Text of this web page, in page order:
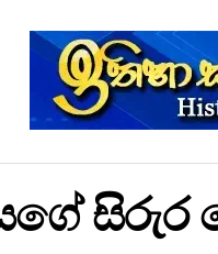
සිරුර